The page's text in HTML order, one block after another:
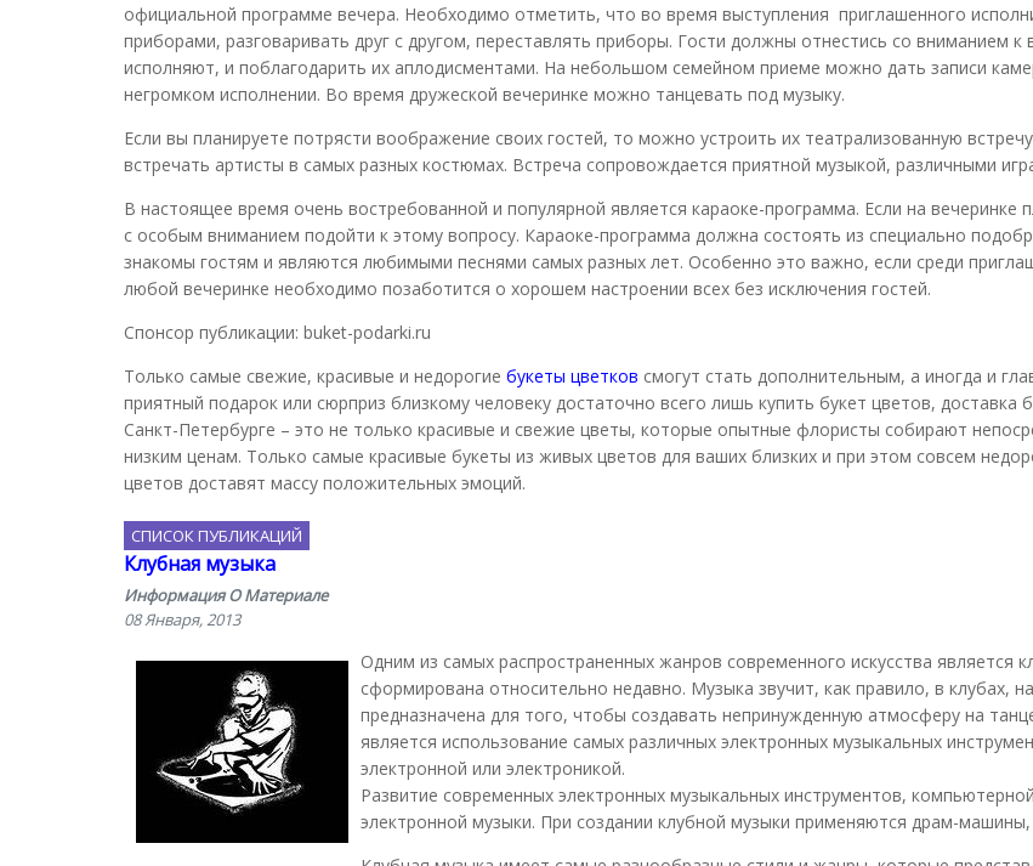
официальной программе вечера. Необходимо отметить, что во время выступления приглашенного
приборами, разговаривать друг с другом, переставлять приборы. Гости должны отнестись со вниманием
исполняют, и поблагодарить их аплодисментами. На небольшом семейном приеме можно дать записи
негромком исполнении. Во время дружеской вечеринке можно танцевать под музыку.
Если вы планируете потрясти воображение своих гостей, то можно устроить их театрализованную
встречать артисты в самых разных костюмах. Встреча сопровождается приятной музыкой, различными
В настоящее время очень востребованной и популярной является караоке-программа. Если на вечеринке
с особым вниманием подойти к этому вопросу. Караоке-программа должна состоять из специально
знакомы гостям и являются любимыми песнями самых разных лет. Особенно это важно, если среди
любой вечеринке необходимо позаботится о хорошем настроении всех без исключения гостей.
Спонсор публикации: buket-podarki.ru
Только самые свежие, красивые и недорогие букеты цветков смогут стать дополнительным, а иногда и
приятный подарок или сюрприз близкому человеку достаточно всего лишь купить букет цветов,
Санкт-Петербурге – это не только красивые и свежие цветы, которые опытные флористы собирают
низким ценам. Только самые красивые букеты из живых цветов для ваших близких и при этом совсем
цветов доставят массу положительных эмоций.
СПИСОК ПУБЛИКАЦИЙ
Клубная музыка
Информация О Материале
08 Января, 2013
Одним из самых распространенных жанров современного искусства является
сформирована относительно недавно. Музыка звучит, как правило, в клубах,
предназначена для того, чтобы создавать непринужденную атмосферу на
является использование самых различных электронных музыкальных
электронной или электроникой.
Развитие современных электронных музыкальных инструментов,
электронной музыки. При создании клубной музыки применяются драм-